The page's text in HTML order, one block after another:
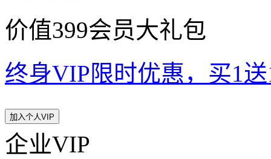
价值399会员大礼包
终身VIP限时优惠，买1
加入个人VIP
企业VIP